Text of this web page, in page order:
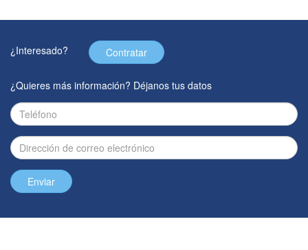
¿Interesado? Contratar
¿Quieres más información? Déjanos tus datos
Enviar